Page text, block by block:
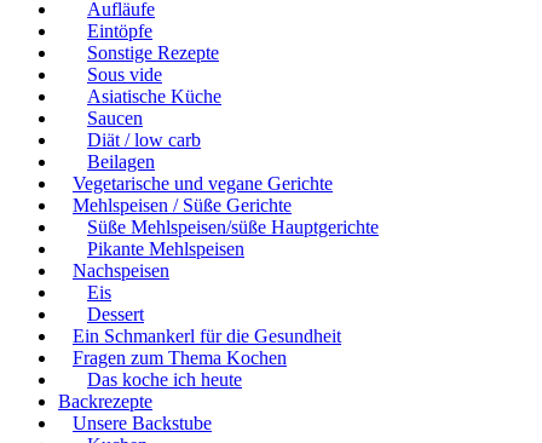
Aufläufe
Eintöpfe
Sonstige Rezepte
Sous vide
Asiatische Küche
Saucen
Diät / low carb
Beilagen
Vegetarische und vegane Gerichte
Mehlspeisen / Süße Gerichte
Süße Mehlspeisen/süße Hauptgerichte
Pikante Mehlspeisen
Nachspeisen
Eis
Dessert
Ein Schmankerl für die Gesundheit
Fragen zum Thema Kochen
Das koche ich heute
Backrezepte
Unsere Backstube